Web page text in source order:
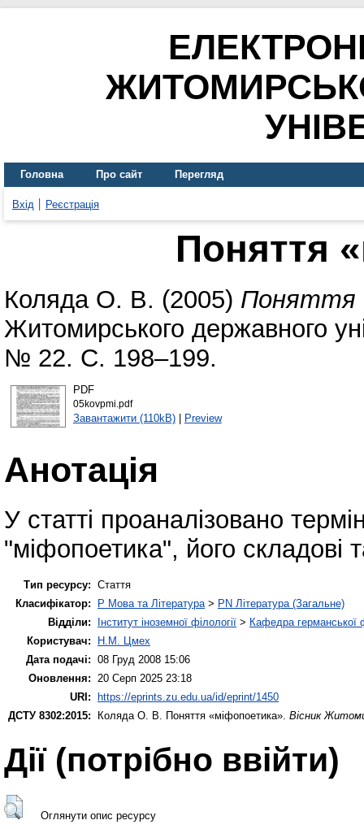
Головна Про сайт Перегляд
Вхід Реєстрація
Поняття
Коляда О. В. (2005) Поняття
Житомирського державного
№ 22. С. 198–199.
PDF
05kovpmi.pdf
Завантажити (110kB)| Preview
Анотація
У статті проаналізовано
"міфопоетика", його складові
Тип ресурсу: Стаття
Класифікатор:
P Мова та Література > PN Література (Загальне)
Відділи:
Інститут іноземної філології > Кафедра германської
Користувач:
Н.М. Цмех
Дата подачі: 08 Груд 2008 15:06
Оновлення:
20 Серп 2025 23:18
URI: https://eprints.zu.edu.ua/id/eprint/1450
ДСТУ 8302:2015:
Коляда О. В. Поняття «міфопоетика». Вісник
Дії ​​(потрібно ввійти)
Оглянути опис ресурсу